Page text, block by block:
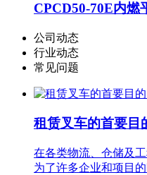
CPCD50-70E内燃
公司动态
行业动态
常见问题
租赁叉车的首要目
在各类物流、仓储及
为了许多企业和项目